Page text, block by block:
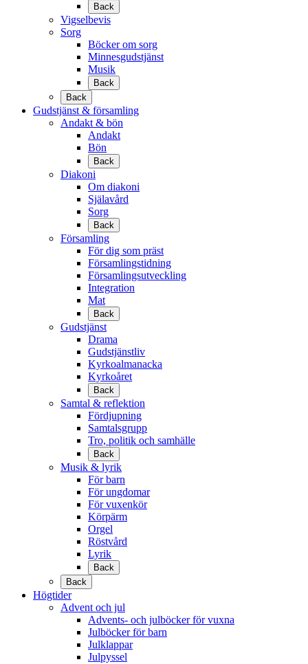
Back
Vigselbevis
Sorg
Böcker om sorg
Minnesgudstjänst
Musik
Back
Back
Gudstjänst & församling
Andakt & bön
Andakt
Bön
Back
Diakoni
Om diakoni
Själavård
Sorg
Back
Församling
För dig som präst
Församlingstidning
Församlingsutveckling
Integration
Mat
Back
Gudstjänst
Drama
Gudstjänstliv
Kyrkoalmanacka
Kyrkoåret
Back
Samtal & reflektion
Fördjupning
Samtalsgrupp
Tro, politik och samhälle
Back
Musik & lyrik
För barn
För ungdomar
För vuxenkör
Körpärm
Orgel
Röstvård
Lyrik
Back
Back
Högtider
Advent och jul
Advents- och julböcker för vuxna
Julböcker för barn
Julklappar
Julpyssel